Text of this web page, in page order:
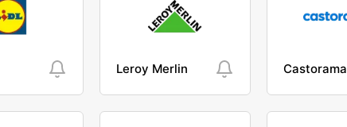
Leroy Merlin Castorama